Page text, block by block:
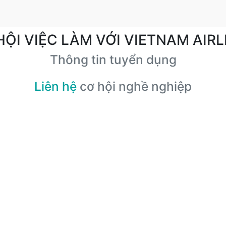
VIỆC LÀM VỚI VIETNAM
Thông tin tuyển dụng
Liên hệ cơ hội nghề nghiệp